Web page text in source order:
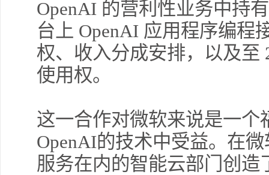
OpenAI 的营利性业务中持
台上 OpenAI 应用程序编程
权、收入分成安排，以及至
使用权。
这一合作对微软来说是一
OpenAI的技术中受益。在
服务在内的智能云部门创造